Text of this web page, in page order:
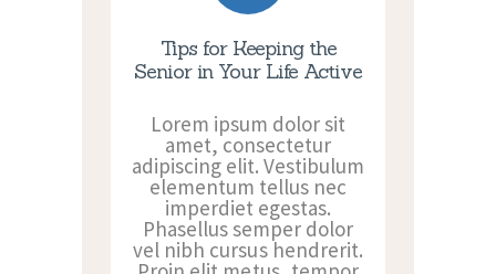
Tips for Keeping the
Senior in Your Life Active
Lorem ipsum dolor sit
amet, consectetur
adipiscing elit. Vestibulum
elementum tellus nec
imperdiet egestas.
Phasellus semper dolor
vel nibh cursus hendrerit.